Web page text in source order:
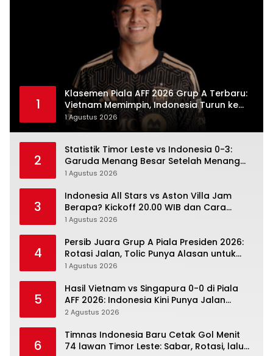
1
Klasemen Piala AFF 2026 Grup A Terbaru:
Vietnam Memimpin, Indonesia Turun ke
Posisi Tiga
1 Agustus 2026
2
Statistik Timor Leste vs Indonesia 0-3:
Garuda Menang Besar Setelah Menang
Angka Lebih Dulu
1 Agustus 2026
3
Indonesia All Stars vs Aston Villa Jam
Berapa? Kickoff 20.00 WIB dan Cara
Nonton Resminya
1 Agustus 2026
4
Persib Juara Grup A Piala Presiden 2026:
Rotasi Jalan, Tolic Punya Alasan untuk
Percaya
1 Agustus 2026
5
Hasil Vietnam vs Singapura 0-0 di Piala
AFF 2026: Indonesia Kini Punya Jalan
Terbuka
2 Agustus 2026
6
Timnas Indonesia Baru Cetak Gol Menit
74 lawan Timor Leste: Sabar, Rotasi, lalu